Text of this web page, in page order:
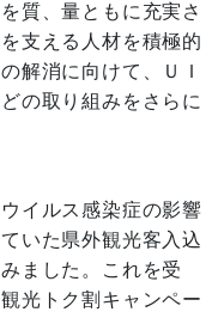
質、量ともに充実さ
支える人材を積極的
解消に向けて、ＵＩ
の取り組みをさらに
イルス感染症の影響
いた県外観光客入込
ました。これを受
光トク割キャンペー